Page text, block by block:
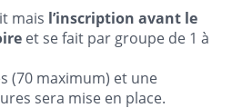
mais l’inscription avant le
et se fait par groupe de 1 à
(70 maximum) et une
sera mise en place.